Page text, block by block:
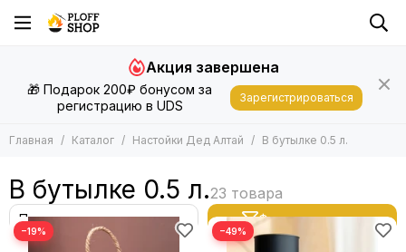
Настойки Дед Алтай
В бутылках 1 л.
В бутылке 0.5 л.
В крафт пакете
Наборы для приготовления
🎁 Подарок 200₽ бонусом за
регистрацию в UDS
Акция завершена
Зарегистрироваться
Главная Каталог Настойки Дед Алтай В бутылке 0.5 л.
В бутылке 0.5 л.
Фильтр товаров
−19% −49%